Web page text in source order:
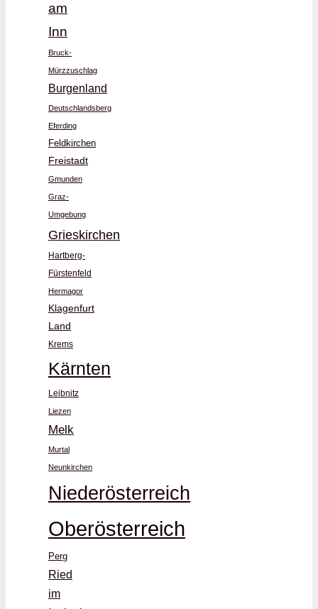
am
Inn
Bruck-
Mürzzuschlag
Burgenland
Deutschlandsberg
Eferding
Feldkirchen
Freistadt
Gmunden
Graz-
Umgebung
Grieskirchen
Hartberg-
Fürstenfeld
Hermagor
Klagenfurt
Land
Krems
Kärnten
Leibnitz
Liezen
Melk
Murtal
Neunkirchen
Niederösterreich
Oberösterreich
Perg
Ried
im